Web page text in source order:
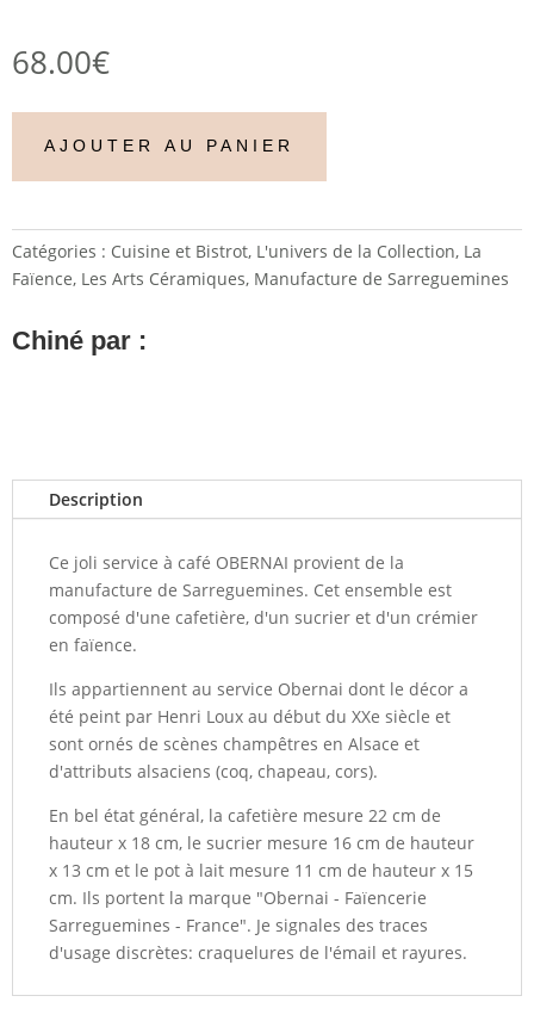
68.00€
AJOUTER AU PANIER
Catégories : Cuisine et Bistrot, L'univers de la Collection, La
Faïence, Les Arts Céramiques, Manufacture de Sarreguemines
Chiné par :
Description
Ce joli service à café OBERNAI provient de la
manufacture de Sarreguemines. Cet ensemble est
composé d'une cafetière, d'un sucrier et d'un crémier
en faïence.
Ils appartiennent au service Obernai dont le décor a
été peint par Henri Loux au début du XXe siècle et
sont ornés de scènes champêtres en Alsace et
d'attributs alsaciens (coq, chapeau, cors).
En bel état général, la cafetière mesure 22 cm de
hauteur x 18 cm, le sucrier mesure 16 cm de hauteur
x 13 cm et le pot à lait mesure 11 cm de hauteur x 15
cm. Ils portent la marque "Obernai - Faïencerie
Sarreguemines - France". Je signales des traces
d'usage discrètes: craquelures de l'émail et rayures.